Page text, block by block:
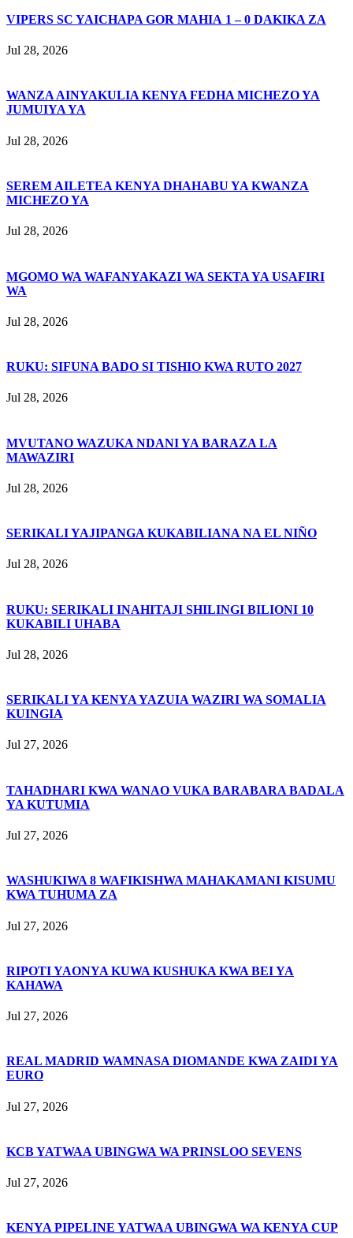
VIPERS SC YAICHAPA GOR MAHIA 1 – 0 DAKIKA ZA
Jul 28, 2026
WANZA AINYAKULIA KENYA FEDHA MICHEZO YA
JUMUIYA YA
Jul 28, 2026
SEREM AILETEA KENYA DHAHABU YA KWANZA
MICHEZO YA
Jul 28, 2026
MGOMO WA WAFANYAKAZI WA SEKTA YA USAFIRI
WA
Jul 28, 2026
RUKU: SIFUNA BADO SI TISHIO KWA RUTO 2027
Jul 28, 2026
MVUTANO WAZUKA NDANI YA BARAZA LA
MAWAZIRI
Jul 28, 2026
SERIKALI YAJIPANGA KUKABILIANA NA EL NIÑO
Jul 28, 2026
RUKU: SERIKALI INAHITAJI SHILINGI BILIONI 10
KUKABILI UHABA
Jul 28, 2026
SERIKALI YA KENYA YAZUIA WAZIRI WA SOMALIA
KUINGIA
Jul 27, 2026
TAHADHARI KWA WANAO VUKA BARABARA BADALA
YA KUTUMIA
Jul 27, 2026
WASHUKIWA 8 WAFIKISHWA MAHAKAMANI KISUMU
KWA TUHUMA ZA
Jul 27, 2026
RIPOTI YAONYA KUWA KUSHUKA KWA BEI YA
KAHAWA
Jul 27, 2026
REAL MADRID WAMNASA DIOMANDE KWA ZAIDI YA
EURO
Jul 27, 2026
KCB YATWAA UBINGWA WA PRINSLOO SEVENS
Jul 27, 2026
KENYA PIPELINE YATWAA UBINGWA WA KENYA CUP